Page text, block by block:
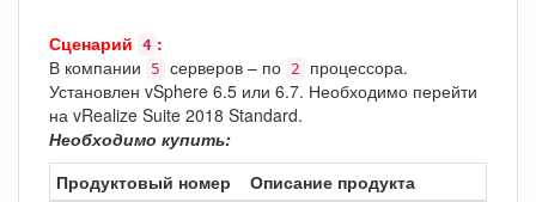
Сценарий 4 :
В компании
5 серверов – по 2
процессора.
Установлен vSphere 6.5 или 6.7. Необходимо перейти
на vRealize Suite 2018 Standard.
Необходимо купить:
Продуктовый номер
Описание продукта